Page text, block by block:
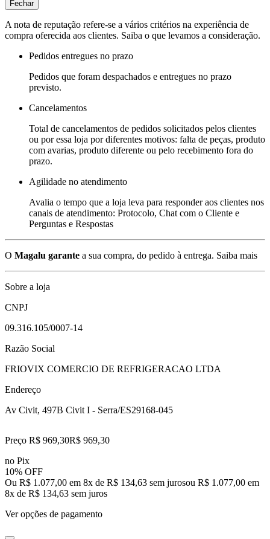
Fechar
A nota de reputação refere-se a vários critérios na experiência de
compra oferecida aos clientes. Saiba o que levamos a consideração.
Pedidos entregues no prazo
Pedidos que foram despachados e entregues no prazo
previsto.
Cancelamentos
Total de cancelamentos de pedidos solicitados pelos clientes
ou por essa loja por diferentes motivos: falta de peças, produto
com avarias, produto diferente ou pelo recebimento fora do
prazo.
Agilidade no atendimento
Avalia o tempo que a loja leva para responder aos clientes nos
canais de atendimento: Protocolo, Chat com o Cliente e
Perguntas e Respostas
O Magalu garante a sua compra, do pedido à entrega. Saiba mais
Sobre a loja
CNPJ
09.316.105/0007-14
Razão Social
FRIOVIX COMERCIO DE REFRIGERACAO LTDA
Endereço
Av Civit, 497B Civit I - Serra/ES29168-045
Preço R$ 969,30R$ 969,30
no Pix
10% OFF
Ou R$ 1.077,00 em 8x de R$ 134,63 sem jurosou R$ 1.077,00 em
8x de R$ 134,63 sem juros
Ver opções de pagamento